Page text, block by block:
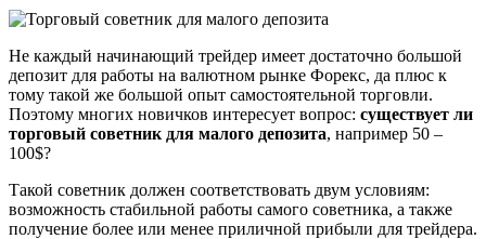
Не каждый начинающий трейдер имеет достаточно большой
депозит для работы на валютном рынке Форекс, да плюс к
тому такой же большой опыт самостоятельной торговли.
Поэтому многих новичков интересует вопрос: существует ли
торговый советник для малого депозита, например 50 –
100$?
Такой советник должен соответствовать двум условиям:
возможность стабильной работы самого советника, а также
получение более или менее приличной прибыли для трейдера.